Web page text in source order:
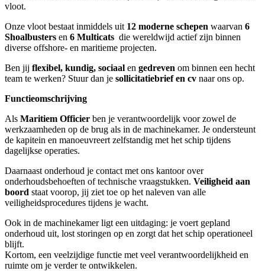
vloot.
Onze vloot bestaat inmiddels uit 12 moderne schepen waarvan 6
Shoalbusters en 6 Multicats die wereldwijd actief zijn binnen
diverse offshore- en maritieme projecten.
Ben jij flexibel, kundig, sociaal en gedreven om binnen een hecht
team te werken? Stuur dan je sollicitatiebrief en cv naar ons op.
Functieomschrijving
Als Maritiem Officier ben je verantwoordelijk voor zowel de
werkzaamheden op de brug als in de machinekamer. Je ondersteunt
de kapitein en manoeuvreert zelfstandig met het schip tijdens
dagelijkse operaties.
Daarnaast onderhoud je contact met ons kantoor over
onderhoudsbehoeften of technische vraagstukken. Veiligheid aan
boord staat voorop, jij ziet toe op het naleven van alle
veiligheidsprocedures tijdens je wacht.
Ook in de machinekamer ligt een uitdaging: je voert gepland
onderhoud uit, lost storingen op en zorgt dat het schip operationeel
blijft.
Kortom, een veelzijdige functie met veel verantwoordelijkheid en
ruimte om je verder te ontwikkelen.